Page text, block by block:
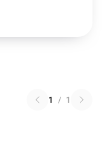
1 / 1